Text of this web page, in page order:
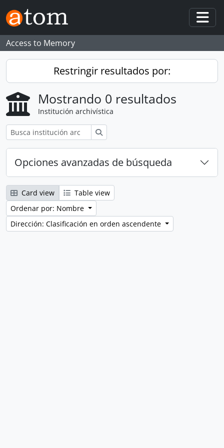
Skip to main content
Access to Memory
Restringir resultados por:
Mostrando 0 resultados
Institución archivística
Opciones avanzadas de búsqueda
Card view
Table view
Ordenar por: Nombre
Dirección: Clasificación en orden ascendente